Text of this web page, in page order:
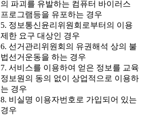
의 파괴를 유발하는 컴퓨터 바이러스
프로그램등을 유포하는 경우
5. 정보통신윤리위원회로부터의 이용
제한 요구 대상인 경우
6. 선거관리위원회의 유권해석 상의 불
법선거운동을 하는 경우
7. 서비스를 이용하여 얻은 정보를 교육
정보원의 동의 없이 상업적으로 이용하
는 경우
8. 비실명 이용자번호로 가입되어 있는
경우